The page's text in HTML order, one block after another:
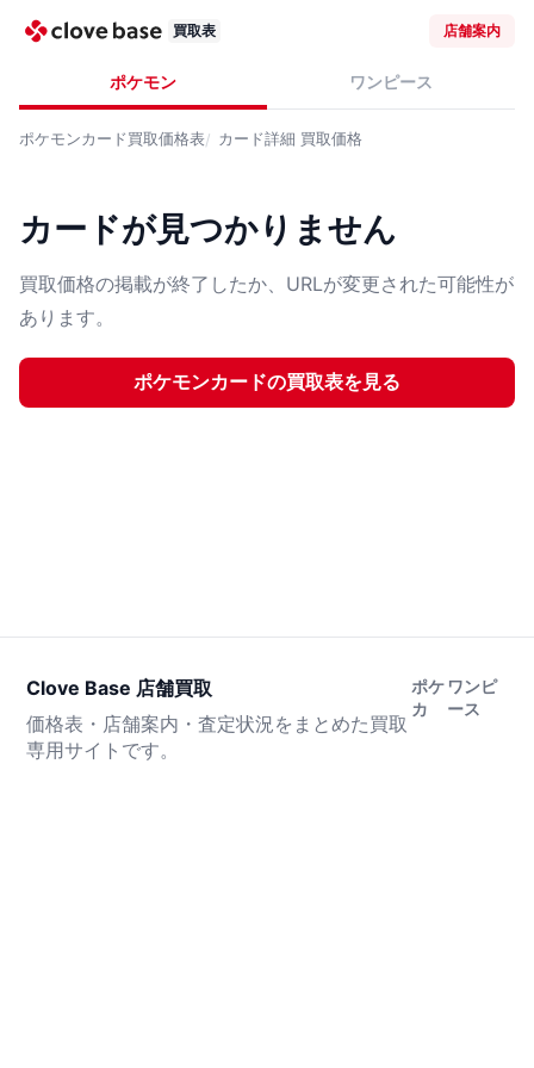
買取表 店舗案内
ポケモン ワンピース
ポケモンカード買取価格表 カード詳細 買取価格
カードが見つかりません
買取価格の掲載が終了したか、URLが変更された可能性が
あります。
ポケモンカードの買取表を見る
Clove Base 店舗買取
価格表・店舗案内・査定状況をまとめた買取
専用サイトです。
ポケ
カ
ワンピ
ース